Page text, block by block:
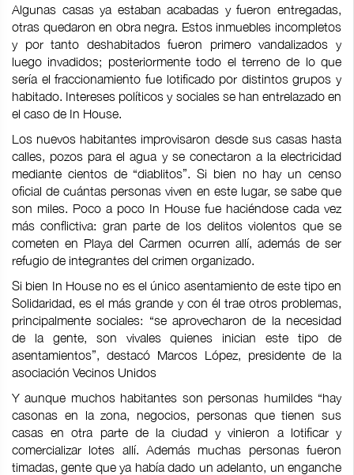
Algunas casas ya estaban acabadas y fueron entregadas,
otras quedaron en obra negra. Estos inmuebles incompletos
y por tanto deshabitados fueron primero vandalizados y
luego invadidos; posteriormente todo el terreno de lo que
sería el fraccionamiento fue lotificado por distintos grupos y
habitado. Intereses políticos y sociales se han entrelazado en
el caso de In House.
Los nuevos habitantes improvisaron desde sus casas hasta
calles, pozos para el agua y se conectaron a la electricidad
mediante cientos de “diablitos”. Si bien no hay un censo
oficial de cuántas personas viven en este lugar, se sabe que
son miles. Poco a poco In House fue haciéndose cada vez
más conflictiva: gran parte de los delitos violentos que se
cometen en Playa del Carmen ocurren allí, además de ser
refugio de integrantes del crimen organizado.
Si bien In House no es el único asentamiento de este tipo en
Solidaridad, es el más grande y con él trae otros problemas,
principalmente sociales: “se aprovecharon de la necesidad
de la gente, son vivales quienes inician este tipo de
asentamientos”, destacó Marcos López, presidente de la
asociación Vecinos Unidos
Y aunque muchos habitantes son personas humildes “hay
casonas en la zona, negocios, personas que tienen sus
casas en otra parte de la ciudad y vinieron a lotificar y
comercializar lotes allí. Además muchas personas fueron
timadas, gente que ya había dado un adelanto, un enganche